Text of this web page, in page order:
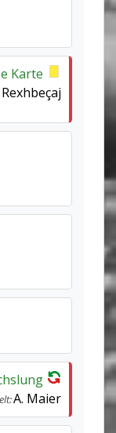
Karte
Rexhbeçaj
A. Maier